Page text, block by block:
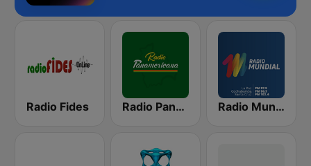
Radio Fides Radio Panamericana Radio Mundial Bolivia